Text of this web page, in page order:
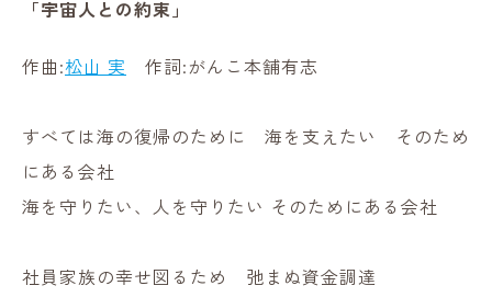
「宇宙人との約束」
作曲:松山 実 作詞:がんこ本舗有志
すべては海の復帰のために 海を支えたい そのため
にある会社
海を守りたい、人を守りたい そのためにある会社
社員家族の幸せ図るため 弛まぬ資金調達